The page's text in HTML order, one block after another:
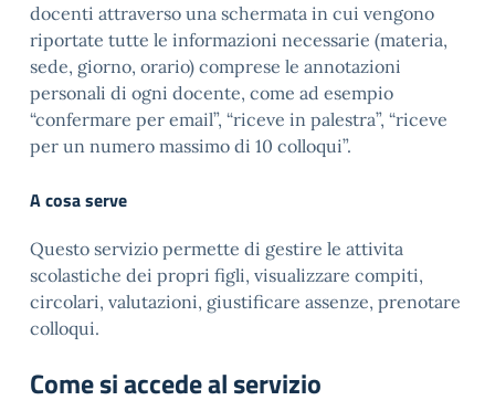
docenti attraverso una schermata in cui vengono
riportate tutte le informazioni necessarie (materia,
sede, giorno, orario) comprese le annotazioni
personali di ogni docente, come ad esempio
“confermare per email”, “riceve in palestra”, “riceve
per un numero massimo di 10 colloqui”.
A cosa serve
Questo servizio permette di gestire le attivita
scolastiche dei propri figli, visualizzare compiti,
circolari, valutazioni, giustificare assenze, prenotare
colloqui.
Come si accede al servizio